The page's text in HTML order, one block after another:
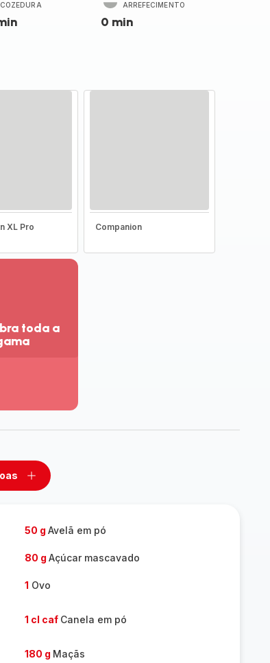
COZEDURA
ARREFECIMENTO
0 min
XL Pro Companion
toda a
Adicionar
50 g Avelã em pó
80 g Açúcar mascavado
1 Ovo
1 cl caf Canela em pó
180 g Maçãs